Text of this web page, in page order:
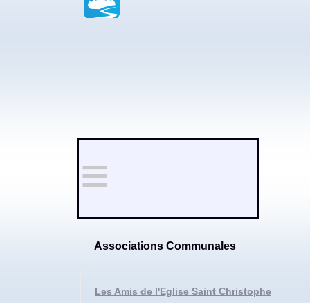
≡
Associations Communales
Les Amis de l'Eglise Saint Christophe